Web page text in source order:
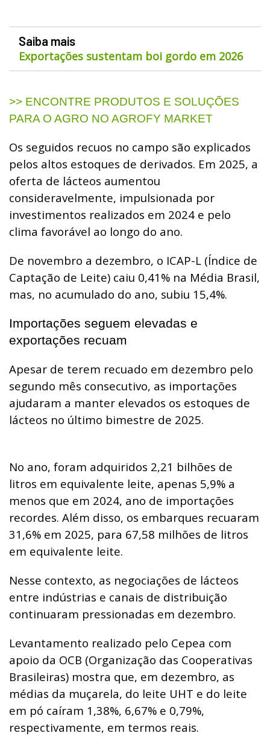
Saiba mais
Exportações sustentam boi gordo em 2026
>> ENCONTRE PRODUTOS E SOLUÇÕES
PARA O AGRO NO AGROFY MARKET
Os seguidos recuos no campo são explicados
pelos altos estoques de derivados. Em 2025, a
oferta de lácteos aumentou
consideravelmente, impulsionada por
investimentos realizados em 2024 e pelo
clima favorável ao longo do ano.
De novembro a dezembro, o ICAP-L (Índice de
Captação de Leite) caiu 0,41% na Média Brasil,
mas, no acumulado do ano, subiu 15,4%.
Importações seguem elevadas e
exportações recuam
Apesar de terem recuado em dezembro pelo
segundo mês consecutivo, as importações
ajudaram a manter elevados os estoques de
lácteos no último bimestre de 2025.
No ano, foram adquiridos 2,21 bilhões de
litros em equivalente leite, apenas 5,9% a
menos que em 2024, ano de importações
recordes. Além disso, os embarques recuaram
31,6% em 2025, para 67,58 milhões de litros
em equivalente leite.
Nesse contexto, as negociações de lácteos
entre indústrias e canais de distribuição
continuaram pressionadas em dezembro.
Levantamento realizado pelo Cepea com
apoio da OCB (Organização das Cooperativas
Brasileiras) mostra que, em dezembro, as
médias da muçarela, do leite UHT e do leite
em pó caíram 1,38%, 6,67% e 0,79%,
respectivamente, em termos reais.